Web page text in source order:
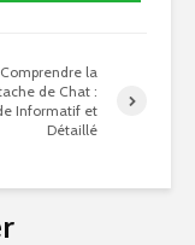
Comprendre la
de Chat :
Informatif et
Détaillé